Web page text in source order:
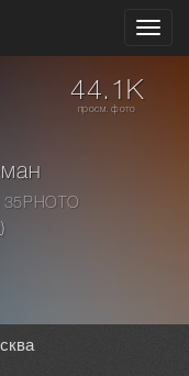
44.1K
просм. фото
)